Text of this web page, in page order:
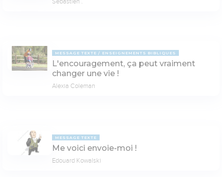
MESSAGE TEXTE ENSEIGNEMENTS BIBLIQUES
L'encouragement, ça peut vraiment
changer une vie !
Alexia Coleman
MESSAGE TEXTE
Me voici envoie-moi !
Edouard Kowalski